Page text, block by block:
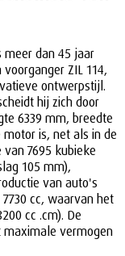
meer dan 45 jaar
ZIL 114,
ontwerpstijl.
hij zich door
6339 mm, breedte
is, net als in de
7695 kubieke
105 mm),
van auto's
cc, waarvan het
cc .cm). De
maximale vermogen